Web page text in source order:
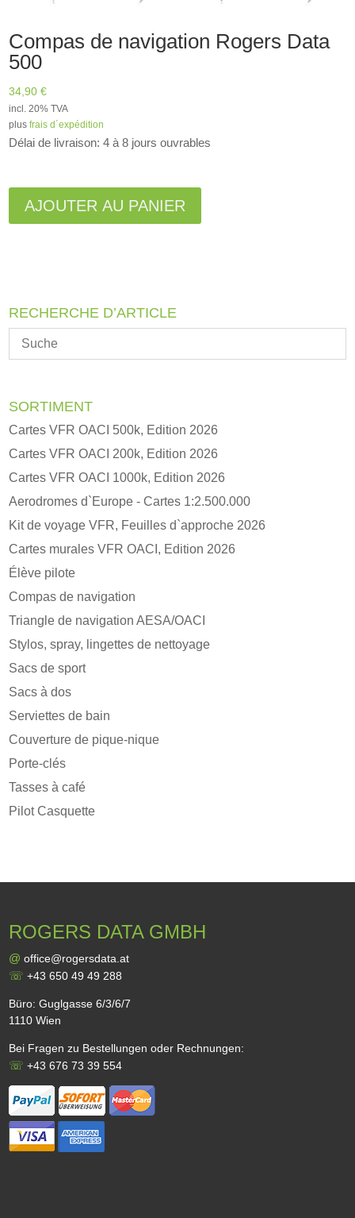
Compas de navigation Rogers Data
500
34,90€
incl. 20% TVA
plusfrais d´expédition
Délai de livraison: 4 à 8 jours ouvrables
AJOUTER AU PANIER
v
RECHERCHE D’ARTICLE
SORTIMENT
Cartes VFR OACI 500k, Edition 2026
Cartes VFR OACI 200k, Edition 2026
Cartes VFR OACI 1000k, Edition 2026
Aerodromes d`Europe - Cartes 1:2.500.000
Kit de voyage VFR, Feuilles d`approche 2026
Cartes murales VFR OACI, Edition 2026
Élève pilote
Compas de navigation
Triangle de navigation AESA/OACI
Stylos, spray, lingettes de nettoyage
Sacs de sport
Sacs à dos
Serviettes de bain
Couverture de pique-nique
Porte-clés
Tasses à café
Pilot Casquette
ROGERS DATA GMBH
@ office@rogersdata.at
☏+43 650 49 49 288
Büro: Guglgasse 6/3/6/7
1110 Wien
Bei Fragen zu Bestellungen oder Rechnungen:
☏+43 676 73 39 554